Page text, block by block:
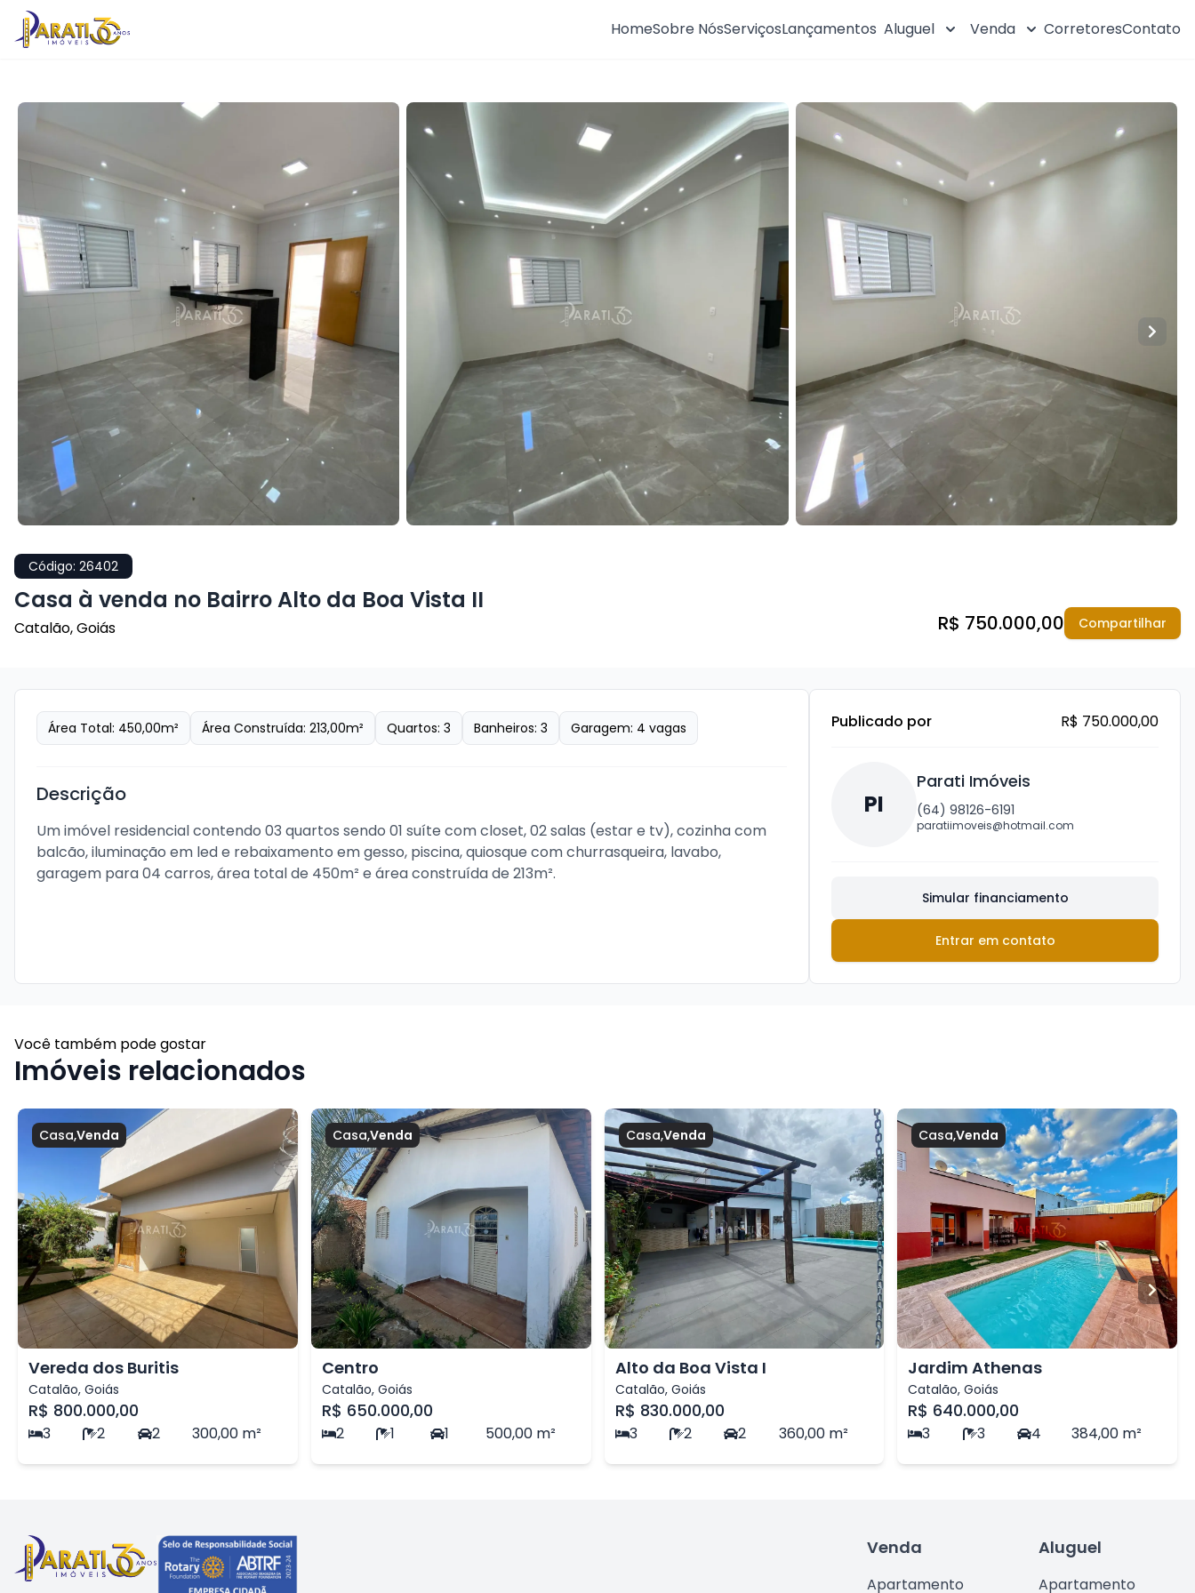
HomeSobre NósServiçosLançamentos Aluguel Venda CorretoresContato
Código: 26402
Casa à venda no Bairro Alto da Boa Vista II
Catalão,Goiás R$ 750.000,00 Compartilhar
Área Total: 450,00m² Área Construída: 213,00m² Quartos: 3 Banheiros: 3 Garagem: 4 vagas
Descrição
Um imóvel residencial contendo 03 quartos sendo 01 suíte com closet, 02 salas (estar e tv), cozinha com
balcão, iluminação em led e rebaixamento em gesso, piscina, quiosque com churrasqueira, lavabo,
garagem para 04 carros, área total de 450m² e área construída de 213m².
Publicado por R$ 750.000,00
Parati Imóveis
(64) 98126-6191
paratiimoveis@hotmail.com
PI
Simular financiamento
Entrar em contato
Você também pode gostar
Imóveis relacionados
Casa,Venda
Vereda dos Buritis
Catalão, Goiás
R$ 800.000,00
3 2 2 300,00 m²
Casa,Venda
Centro
Catalão, Goiás
R$ 650.000,00
2 1 1 500,00 m²
Casa,Venda
Alto da Boa Vista I
Catalão, Goiás
R$ 830.000,00
3 2 2 360,00 m²
Casa,Venda
Jardim Athenas
Catalão,Goiás
R$ 640.000,00
3 3 4 384,00 m²
Aluguel
Apartamento
Venda
Apartamento